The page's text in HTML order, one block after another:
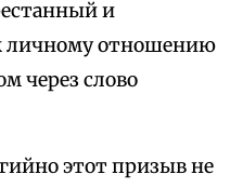
и
личному отношению
через слово
этот призыв не